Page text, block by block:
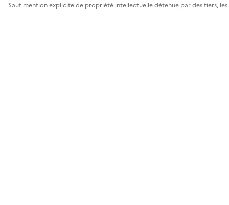
Sauf mention explicite de propriété intellectuelle détenue par des tiers,